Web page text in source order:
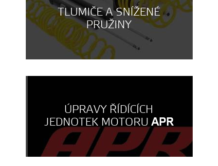
TLUMIČE A SNÍŽENÉ
PRUŽINY
ÚPRAVY ŘÍDÍCÍCH
JEDNOTEK MOTORUAPR